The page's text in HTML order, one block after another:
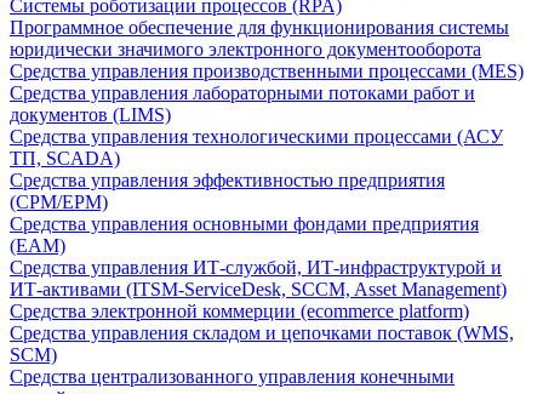
Системы роботизации процессов (RPA)
Программное обеспечение для функционирования системы
юридически значимого электронного документооборота
Средства управления производственными процессами (MES)
Средства управления лабораторными потоками работ и
документов (LIMS)
Средства управления технологическими процессами (АСУ
ТП, SCADA)
Средства управления эффективностью предприятия
(CPM/EPM)
Средства управления основными фондами предприятия
(EAM)
Средства управления ИТ-службой, ИТ-инфраструктурой и
ИТ-активами (ITSM-ServiceDesk, SCCM, Asset Management)
Средства электронной коммерции (ecommerce platform)
Средства управления складом и цепочками поставок (WMS,
SCM)
Средства централизованного управления конечными